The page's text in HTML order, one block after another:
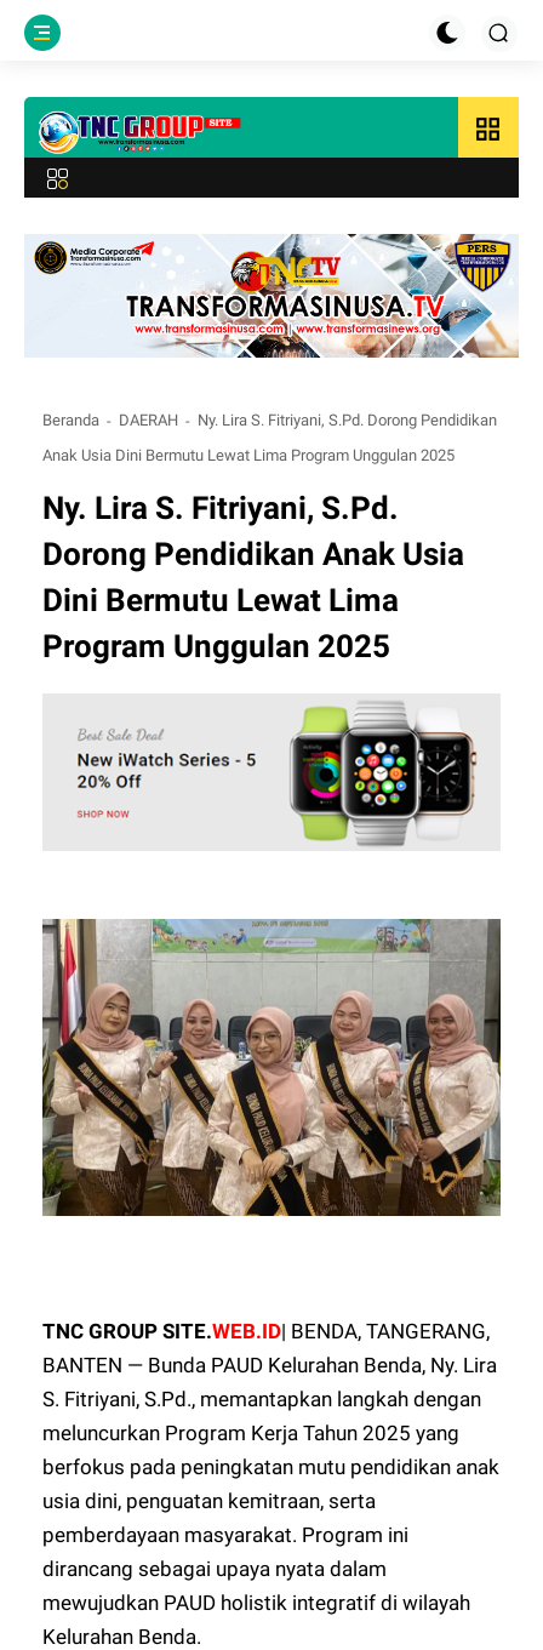
grid_view
Beranda DAERAH
Ny. Lira S. Fitriyani, S.Pd. Dorong Pendidikan
Anak Usia Dini Bermutu Lewat Lima Program Unggulan 2025
Ny. Lira S. Fitriyani, S.Pd.
Dorong Pendidikan Anak Usia
Dini Bermutu Lewat Lima
Program Unggulan 2025
TNC GROUP SITE.WEB.ID| BENDA, TANGERANG,
BANTEN — Bunda PAUD Kelurahan Benda, Ny. Lira
S. Fitriyani, S.Pd., memantapkan langkah dengan
meluncurkan Program Kerja Tahun 2025 yang
berfokus pada peningkatan mutu pendidikan anak
usia dini, penguatan kemitraan, serta
pemberdayaan masyarakat. Program ini
dirancang sebagai upaya nyata dalam
mewujudkan PAUD holistik integratif di wilayah
Kelurahan Benda.